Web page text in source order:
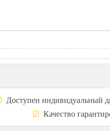
Доступен
миру ☑ Качество